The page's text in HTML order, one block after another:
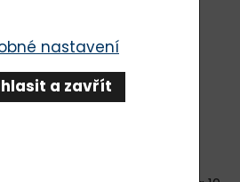
(3 g)
nastavení
a zavřít